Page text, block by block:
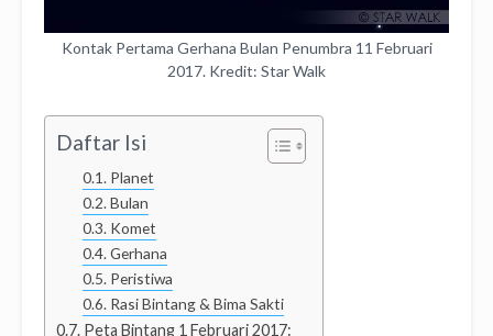
Kontak Pertama Gerhana Bulan Penumbra 11 Februari
2017. Kredit: Star Walk
Daftar Isi
Planet
Bulan
Komet
Gerhana
Peristiwa
Rasi Bintang & Bima Sakti
Peta Bintang 1 Februari 2017: